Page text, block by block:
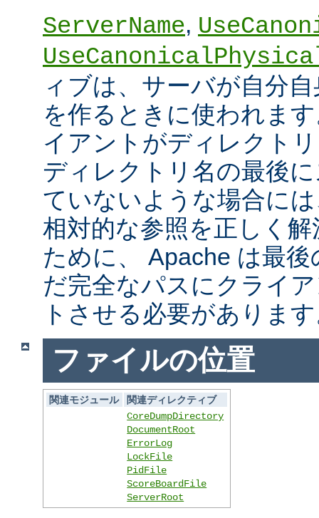
ServerName,
ィブは、サーバが自分
を作るときに使われま
イアントがディレクト
ディレクトリ名の最後
ていないような場合に
相対的な参照を正しく
ために、 Apache は最
だ完全なパスにクライ
トさせる必要がありま
ファイルの位置
関連モジュール
関連ディレクティブ
CoreDumpDirectory
DocumentRoot
ErrorLog
LockFile
PidFile
ScoreBoardFile
ServerRoot